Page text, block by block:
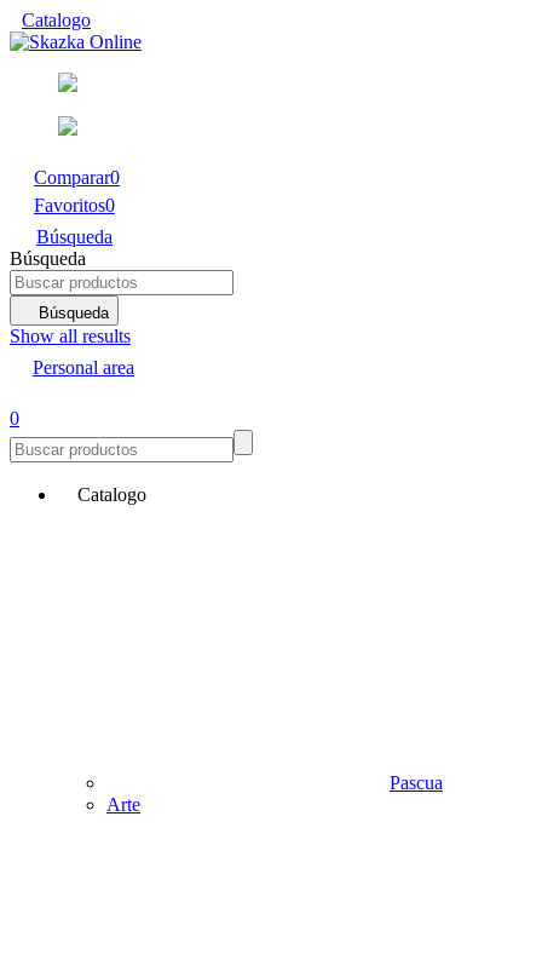
Catalogo
Comparar0
Favoritos0
Búsqueda
Búsqueda
Búsqueda
Show all results
Personal area
0
Catalogo
Pascua
Аrte